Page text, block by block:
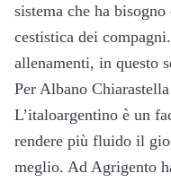
sistema che ha
cestistica dei
allenamenti, in questo
Per Albano
L’italoargentino è un
rendere più fluido il
meglio. Ad Agrigento